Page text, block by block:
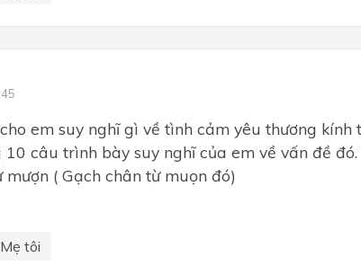
em suy nghĩ gì về tình cảm yêu thương kính
câu trình bày suy nghĩ của em về vấn đề
( Gạch chân từ muọn đó)
Mẹ tôi